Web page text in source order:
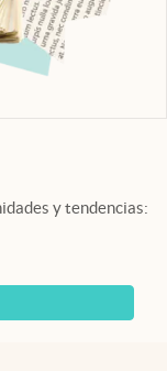
y tendencias: